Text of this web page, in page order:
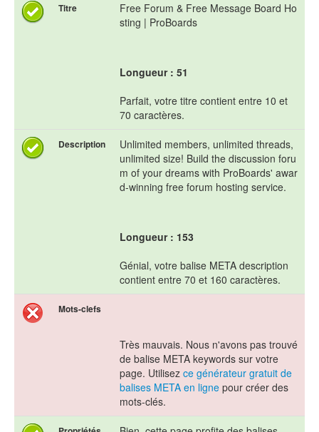
Titre
Free Forum & Free Message Board Ho
sting | ProBoards
Longueur : 51
Parfait, votre titre contient entre 10 et
70 caractères.
Description
Unlimited members, unlimited threads,
unlimited size! Build the discussion foru
m of your dreams with ProBoards' awar
d-winning free forum hosting service.
Longueur : 153
Génial, votre balise META description
contient entre 70 et 160 caractères.
Mots-clefs
Très mauvais. Nous n'avons pas trouvé
de balise META keywords sur votre
page. Utilisez ce générateur gratuit de
balises META en ligne pour créer des
mots-clés.